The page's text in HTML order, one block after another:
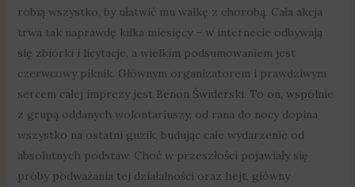
robią wszystko, by ułatwić mu walkę z chorobą. Cała akcja
trwa tak naprawdę kilka miesięcy – w internecie odbywają
się zbiórki i licytacje, a wielkim podsumowaniem jest
czerwcowy piknik. Głównym organizatorem i prawdziwym
sercem całej imprezy jest Benon Świderski. To on, wspólnie
z grupą oddanych wolontariuszy, od rana do nocy dopina
wszystko na ostatni guzik, budując całe wydarzenie od
absolutnych podstaw. Choć w przeszłości pojawiały się
próby podważania tej działalności oraz hejt, główny